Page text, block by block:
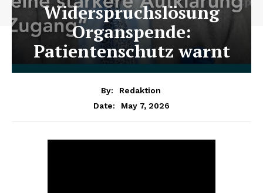
Widerspruchslösung
Organspende:
Patientenschutz warnt
By:
Redaktion
Date:
May 7, 2026